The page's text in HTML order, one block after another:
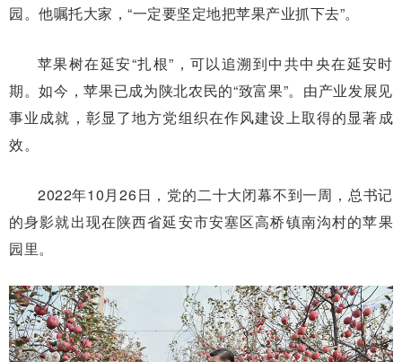
园。他嘱托大家，“一定要坚定地把苹果产业抓下去”。
苹果树在延安“扎根”，可以追溯到中共中央在延安时
期。如今，苹果已成为陕北农民的“致富果”。由产业发展见
事业成就，彰显了地方党组织在作风建设上取得的显著成
效。
2022年10月26日，党的二十大闭幕不到一周，总书记
的身影就出现在陕西省延安市安塞区高桥镇南沟村的苹果
园里。